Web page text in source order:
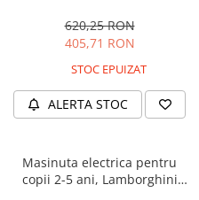
620,25 RON
405,71 RON
STOC EPUIZAT
ALERTA STOC
Masinuta electrica pentru
copii 2-5 ani, Lamborghini